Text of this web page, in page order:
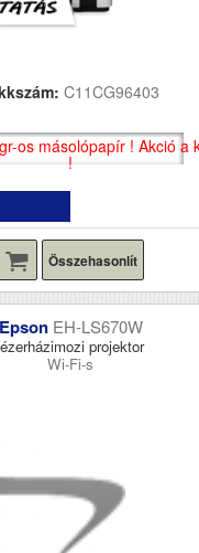
C11CG96403
os másolópapír ! Akció a
!
Összehasonlít
Epson EH-LS670W
projektor
Wi-Fi-s